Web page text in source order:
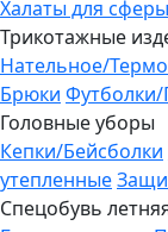
Халаты для сферы
Трикотажные
Нательное/
Брюки
Головные уборы
Кепки/Бейсболки
утепленные
Спецобувь